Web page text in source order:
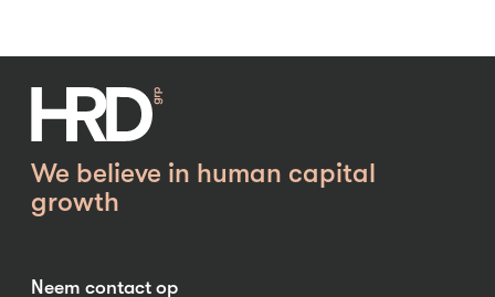
We believe in human capital
growth
Neem contact op